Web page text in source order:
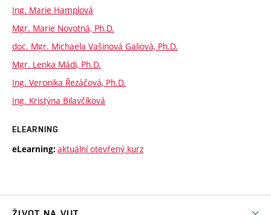
Ing. Marie Hamplová
Mgr. Marie Novotná, Ph.D.
doc. Mgr. Michaela Vašinová Galiová, Ph.D.
Mgr. Lenka Mádi, Ph.D.
Ing. Veronika Řezáčová, Ph.D.
Ing. Kristýna Bilavčíková
ELEARNING
eLearning: aktuální otevřený kurz